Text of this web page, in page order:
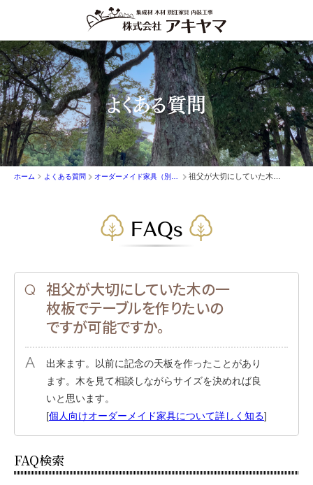
よくある質問
ホーム よくある質問 オーダーメイド家具（別注家具） 祖父が大切にしていた木の一枚板でテーブルを作りたいのですが可能ですか。
FAQs
祖父が大切にしていた木の一
枚板でテーブルを作りたいの
ですが可能ですか。
出来ます。以前に記念の天板を作ったことがあり
ます。木を見て相談しながらサイズを決めれば良
いと思います。
[個人向けオーダーメイド家具について詳しく知る]
FAQ検索